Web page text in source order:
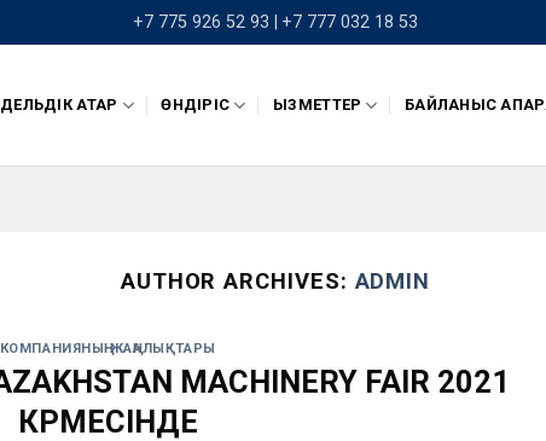
+7 775 926 52 93 | +7 777 032 18 53
ҚАТАР ӨНДІРІС ҚЫЗМЕТТЕР БАЙЛАНЫС
AUTHOR ARCHIVES: ADMIN
КОМПАНИЯНЫҢ ЖАҢАЛЫҚТАРЫ
MACHINERY FAIR 2021
КӨРМЕСІНДЕ